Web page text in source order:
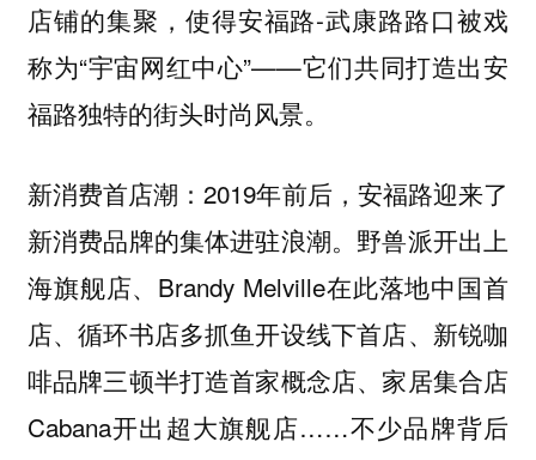
店铺的集聚，使得安福路-武康路路口被戏
称为“宇宙网红中心”——它们共同打造出安
福路独特的街头时尚风景。
新消费首店潮 ：2019年前后，安福路迎来了
新消费品牌的集体进驻浪潮。野兽派开出上
海旗舰店、Brandy Melville在此落地中国首
店、循环书店多抓鱼开设线下首店、新锐咖
啡品牌三顿半打造首家概念店、家居集合店
Cabana开出超大旗舰店……不少品牌背后